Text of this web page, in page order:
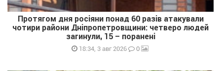
Протягом дня росіяни понад 60 разів атакували
чотири райони Дніпропетровщини: четверо людей
загинули, 15 – поранені
18:34, 3 авг 2026 0